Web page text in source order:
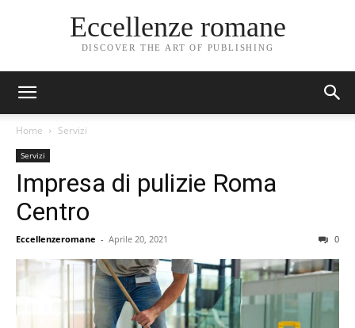
Eccellenze romane
DISCOVER THE ART OF PUBLISHING
Home Servizi
Servizi
Impresa di pulizie Roma
Centro
Eccellenzeromane - Aprile 20, 2021 0